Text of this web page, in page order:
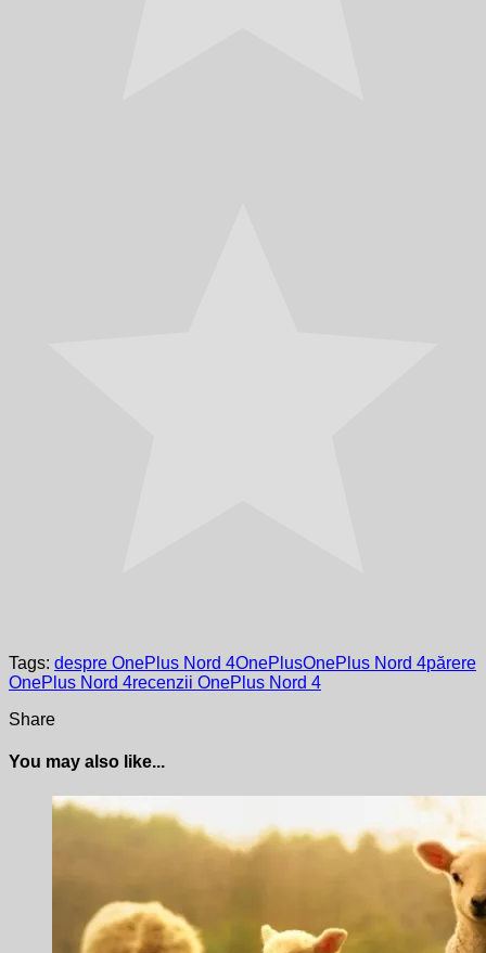
Tags: despre OnePlus Nord 4OnePlusOnePlus Nord 4părere
OnePlus Nord 4recenzii OnePlus Nord 4
Share
You may also like...